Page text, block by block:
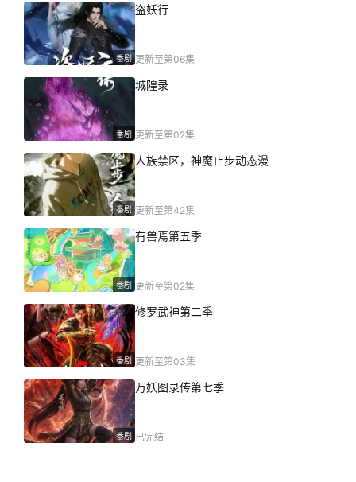
番剧
盗妖行
更新至第06集
番剧
城隍录
更新至第02集
番剧
人族禁区，神魔止步动态漫
更新至第42集
番剧
有兽焉第五季
更新至第02集
番剧
修罗武神第二季
更新至第03集
番剧
万妖图录传第七季
已完结